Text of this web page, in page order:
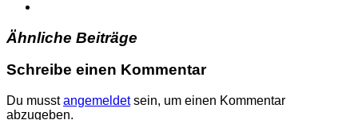
Ähnliche Beiträge
Schreibe einen Kommentar
Du musstangemeldetsein, um einen Kommentar
abzugeben.